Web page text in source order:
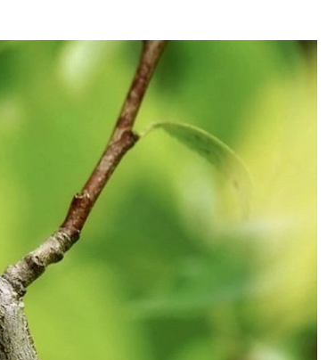
W DOMU
RZEMIOSŁO
ZUPY
INNE